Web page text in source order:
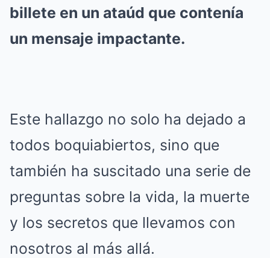
billete en un ataúd que contenía
un mensaje impactante.
Este hallazgo no solo ha dejado a
todos boquiabiertos, sino que
también ha suscitado una serie de
preguntas sobre la vida, la muerte
y los secretos que llevamos con
nosotros al más allá.